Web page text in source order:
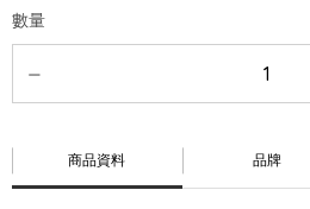
數量
商品資料 品牌